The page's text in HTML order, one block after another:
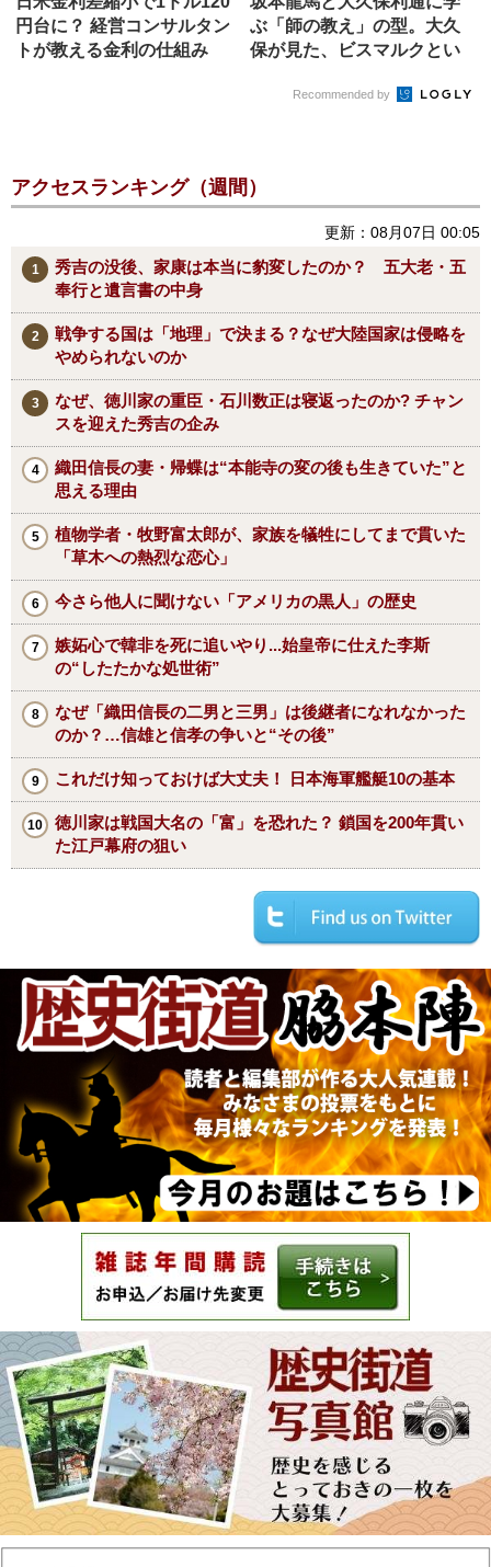
円台に？ 経営コンサルタン
トが教える金利の仕組み
ぶ「師の教え」の型。大久
保が見た、ビスマルクとい
Recommended by
アクセスランキング（週間）
更新：08月07日 00:05
秀吉の没後、家康は本当に豹変したのか？ 五大老・五
奉行と遺言書の中身
戦争する国は「地理」で決まる？なぜ大陸国家は侵略を
やめられないのか
なぜ、徳川家の重臣・石川数正は寝返ったのか? チャン
スを迎えた秀吉の企み
織田信長の妻・帰蝶は“本能寺の変の後も生きていた”と
思える理由
植物学者・牧野富太郎が、家族を犠牲にしてまで貫いた
「草木への熱烈な恋心」
今さら他人に聞けない「アメリカの黒人」の歴史
嫉妬心で韓非を死に追いやり...始皇帝に仕えた李斯
の“したたかな処世術”
なぜ「織田信長の二男と三男」は後継者になれなかった
のか？…信雄と信孝の争いと“その後”
これだけ知っておけば大丈夫！ 日本海軍艦艇10の基本
徳川家は戦国大名の「富」を恐れた？ 鎖国を200年貫い
た江戸幕府の狙い